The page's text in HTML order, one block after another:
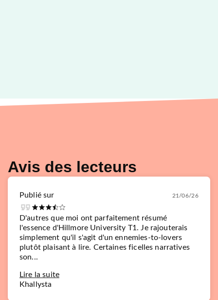
Avis des lecteurs
Publié sur 21/06/26
D'autres que moi ont parfaitement résumé
l'essence d'Hillmore University T1. Je rajouterais
simplement qu'il s'agit d'un ennemies-to-lovers
plutôt plaisant à lire. Certaines ficelles narratives
son...
Lire la suite
Khallysta